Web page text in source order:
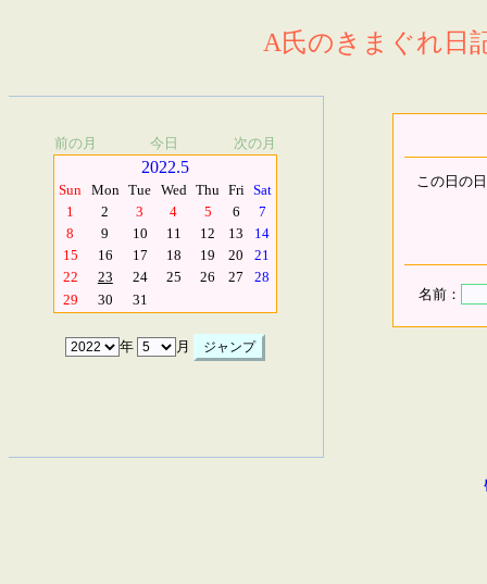
A氏のきまぐれ日
前の月 今日 次の月
2022.5
Sun Mon Tue Wed Thu Fri Sat
1
2 3 4 5 6
7
8
9 10 11 12 13
14
15
16 17 18 19 20
21
22
23 24 25 26 27
28
29
30 31
年 月
この日の
名前：